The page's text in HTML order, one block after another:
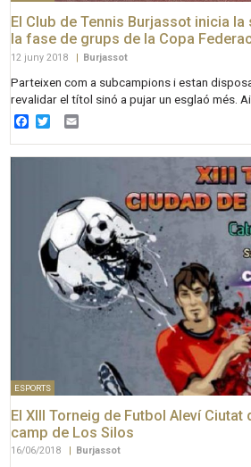
El Club de Tennis Burjassot inicia
la fase de grups de la Copa
12 juny 2018 | Burjassot
Parteixen com a subcampions i estan
revalidar el títol sinó a pujar un esglaó més.
Facebook
Twitter
ESPORTS
El XIII Torneig de Futbol Aleví
camp de Los Silos
16/06/2018 Burjassot